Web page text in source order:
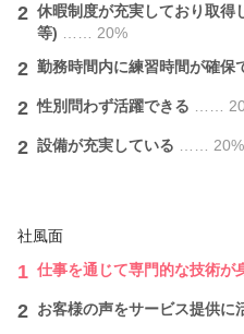
2 休暇制度が充実しており取得
等)
…… 20%
2 勤務時間内に練習時間が確保
2 性別問わず活躍できる ……
2 設備が充実している …… 20%
社風面
1 仕事を通じて専門的な技術が
2 お客様の声をサービス提供に